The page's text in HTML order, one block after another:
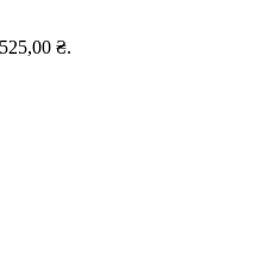
₴.